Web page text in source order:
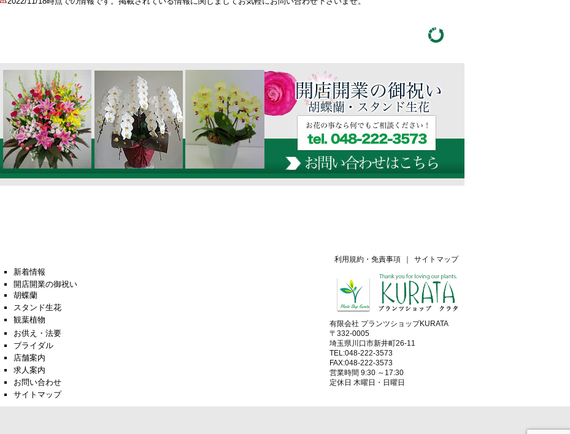
新着情報
開店開業の御祝い
胡蝶蘭
スタンド生花
観葉植物
お供え・法要
ブライダル
店舗案内
求人案内
お問い合わせ
サイトマップ
サイトマップ
利用規約・免責事項
有限会社 プランツショップKURATA
〒332-0005
埼玉県川口市新井町26-11
TEL:048-222-3573
FAX:048-222-3573
営業時間 9:30 ～17:30
定休日 木曜日・日曜日